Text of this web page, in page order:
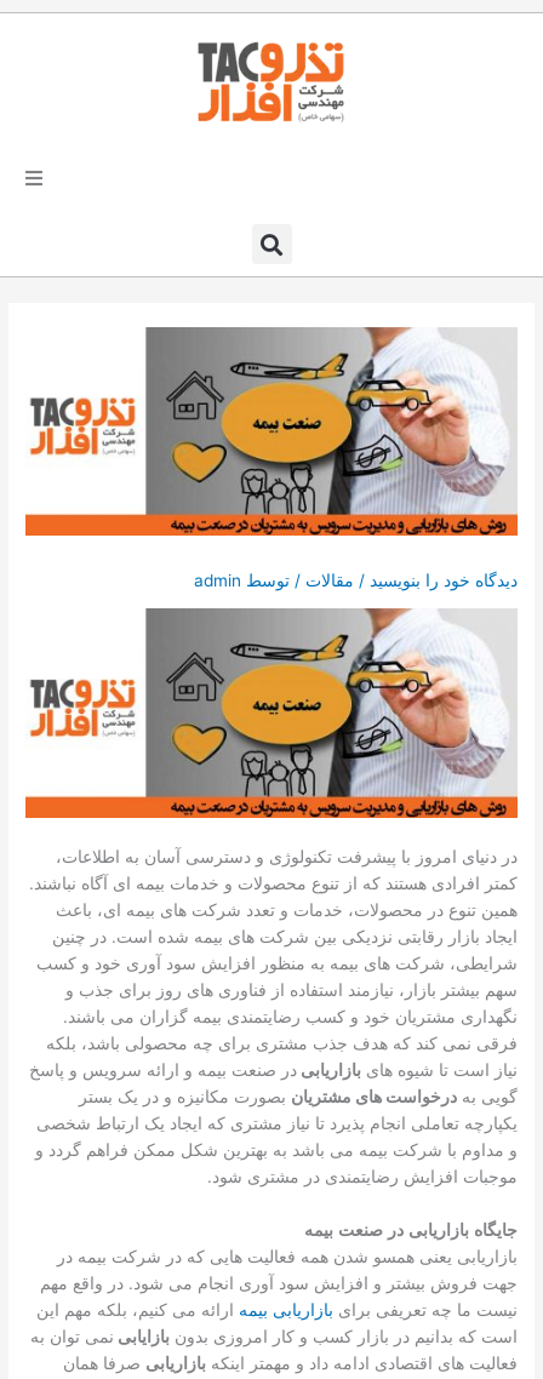
رفتن
راهکارهای تذروافزار در صنایع
خدمات و پشتیبانی
دعوت به همکاری
درخواست دمو
دیدگاه‌ خود را بنویسید / مقالات / توسط admin
در دنیای امروز با پیشرفت تکنولوژی و دسترسی آسان به اطلاعات،
کمتر افرادی هستند که از تنوع محصولات و خدمات بیمه ای آگاه نباشند.
همین تنوع در محصولات، خدمات و تعدد شرکت های بیمه ای، باعث
ایجاد بازار رقابتی نزدیکی بین شرکت های بیمه شده است. در چنین
شرایطی، شرکت های بیمه به منظور افزایش سود آوری خود و کسب
سهم بیشتر بازار، نیازمند استفاده از فناوری های روز برای جذب و
نگهداری مشتریان خود و کسب رضایتمندی بیمه گزاران می باشند.
فرقی نمی کند که هدف جذب مشتری برای چه محصولی باشد، بلکه
نیاز است تا شیوه هایبازاریابیدر صنعت بیمه و ارائه سرویس و پاسخ
گویی بهدرخواست های مشتریان بصورت مکانیزه و در یک بستر
یکپارچه تعاملی انجام پذیرد تا نیاز مشتری که ایجاد یک ارتباط شخصی
و مداوم با شرکت بیمه می باشد به بهترین شکل ممکن فراهم گردد و
موجبات افزایش رضایتمندی در مشتری شود.
جایگاه بازاریابی در صنعت بیمه
بازاریابی یعنی همسو شدن همه فعالیت هایی که در شرکت بیمه در
جهت فروش بیشتر و افزایش سود آوری انجام می شود. در واقع مهم
نیست ما چه تعریفی برای بازاریابی بیمه ارائه می کنیم، بلکه مهم این
است که بدانیم در بازار کسب و کار امروزی بدونبازایابی نمی توان به
فعالیت های اقتصادی ادامه داد و مهمتر اینکهبازاریابی صرفا همان